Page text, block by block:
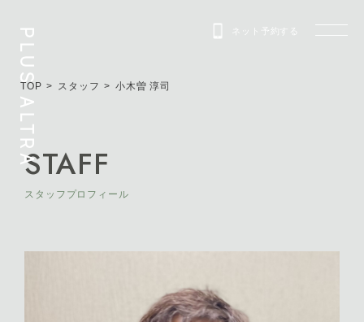
PLUS ALTRA ネット予約する
TOP スタッフ 小木曽 淳司
STAFF
スタッフプロフィール